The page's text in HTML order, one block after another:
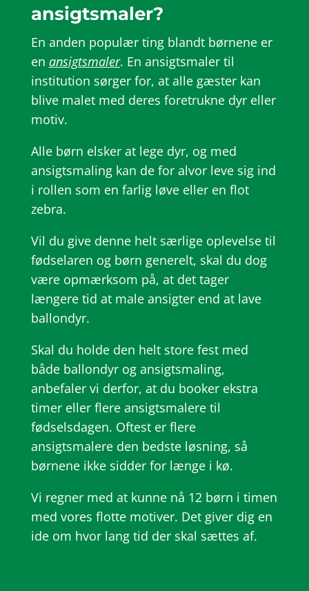
ansigtsmaler?
En anden populær ting blandt børnene er
en ansigtsmaler. En ansigtsmaler til
institution sørger for, at alle gæster kan
blive malet med deres foretrukne dyr eller
motiv.
Alle børn elsker at lege dyr, og med
ansigtsmaling kan de for alvor leve sig ind
i rollen som en farlig løve eller en flot
zebra.
Vil du give denne helt særlige oplevelse til
fødselaren og børn generelt, skal du dog
være opmærksom på, at det tager
længere tid at male ansigter end at lave
ballondyr.
Skal du holde den helt store fest med
både ballondyr og ansigtsmaling,
anbefaler vi derfor, at du booker ekstra
timer eller flere ansigtsmalere til
fødselsdagen. Oftest er flere
ansigtsmalere den bedste løsning, så
børnene ikke sidder for længe i kø.
Vi regner med at kunne nå 12 børn i timen
med vores flotte motiver. Det giver dig en
ide om hvor lang tid der skal sættes af.